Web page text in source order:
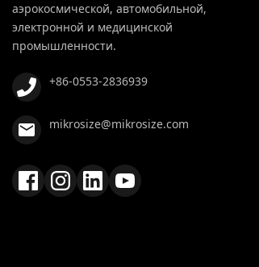
аэрокосмической, автомобильной,
электронной и медицинской
промышленности.
+86-0553-2836939
mikrosize@mikrosize.com